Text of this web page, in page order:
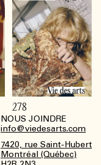
NOUS JOINDRE
info@viedesarts.com
7420, rue Saint-Hubert
Montréal (Québec)
278